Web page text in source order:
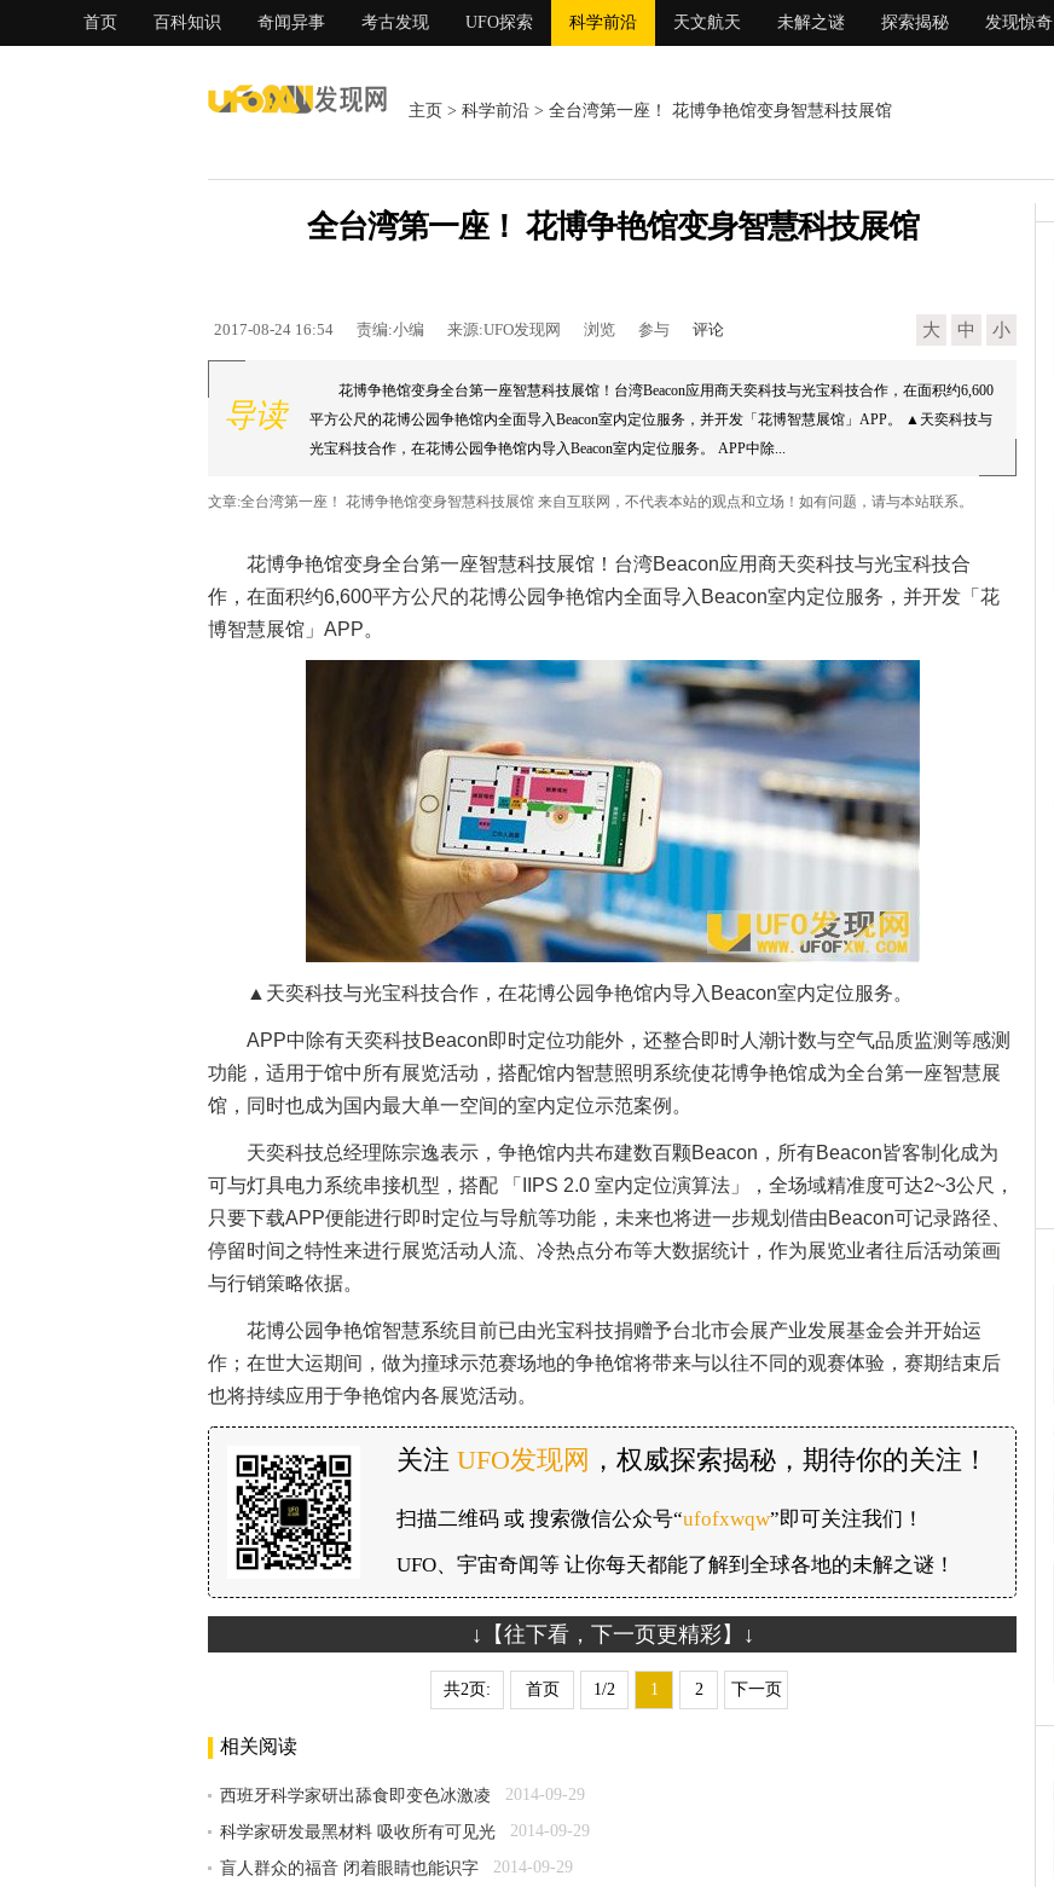
首页 百科知识 奇闻异事 考古发现 UFO探索 科学前沿 天文航天 未解之谜 探索揭秘 发现惊奇
主页 > 科学前沿 > 全台湾第一座！ 花博争艳馆变身智慧科技展馆
全台湾第一座！ 花博争艳馆变身智慧科技展馆
2017-08-24 16:54 责编:小编 来源:UFO发现网 浏览 参与 评论 大 中 小
导读
花博争艳馆变身全台第一座智慧科技展馆！台湾Beacon应用商天奕科技与光宝科技合作，在面积约6,600
平方公尺的花博公园争艳馆内全面导入Beacon室内定位服务，并开发「花博智慧展馆」APP。 ▲天奕科技与
光宝科技合作，在花博公园争艳馆内导入Beacon室内定位服务。 APP中除...
文章:全台湾第一座！ 花博争艳馆变身智慧科技展馆 来自互联网，不代表本站的观点和立场！如有问题，请与本站联系。
花博争艳馆变身全台第一座智慧科技展馆！台湾Beacon应用商天奕科技与光宝科技合
作，在面积约6,600平方公尺的花博公园争艳馆内全面导入Beacon室内定位服务，并开发「花
博智慧展馆」APP。
▲天奕科技与光宝科技合作，在花博公园争艳馆内导入Beacon室内定位服务。
APP中除有天奕科技Beacon即时定位功能外，还整合即时人潮计数与空气品质监测等感测
功能，适用于馆中所有展览活动，搭配馆内智慧照明系统使花博争艳馆成为全台第一座智慧展
馆，同时也成为国内最大单一空间的室内定位示范案例。
天奕科技总经理陈宗逸表示，争艳馆内共布建数百颗Beacon，所有Beacon皆客制化成为
可与灯具电力系统串接机型，搭配 「IIPS 2.0 室内定位演算法」，全场域精准度可达2~3公尺，
只要下载APP便能进行即时定位与导航等功能，未来也将进一步规划借由Beacon可记录路径、
停留时间之特性来进行展览活动人流、冷热点分布等大数据统计，作为展览业者往后活动策画
与行销策略依据。
花博公园争艳馆智慧系统目前已由光宝科技捐赠予台北市会展产业发展基金会并开始运
作；在世大运期间，做为撞球示范赛场地的争艳馆将带来与以往不同的观赛体验，赛期结束后
也将持续应用于争艳馆内各展览活动。
关注 UFO发现网 ，权威探索揭秘，期待你的关注！
扫描二维码 或 搜索微信公众号“ufofxwqw”即可关注我们！
UFO、宇宙奇闻等 让你每天都能了解到全球各地的未解之谜！
↓【往下看，下一页更精彩】↓
共2页: 首页 1/2 1 2 下一页
相关阅读
西班牙科学家研出舔食即变色冰激凌 2014-09-29
科学家研发最黑材料 吸收所有可见光 2014-09-29
盲人群众的福音 闭着眼睛也能识字 2014-09-29